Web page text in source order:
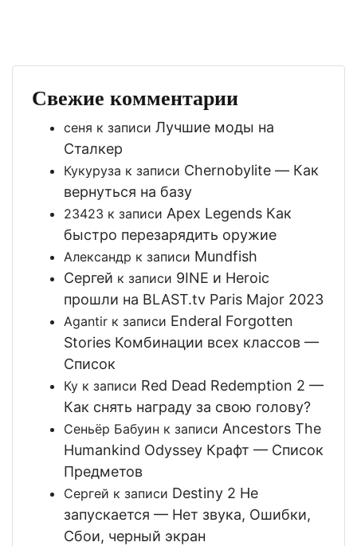
Свежие комментарии
сеня к записи Лучшие моды на
Сталкер
Кукуруза к записи Chernobylite — Как
вернуться на базу
23423 к записи Apex Legends Как
быстро перезарядить оружие
Александр к записи Mundfish
Сергей к записи 9INE и Heroic
прошли на BLAST.tv Paris Major 2023
Agantir к записи Enderal Forgotten
Stories Комбинации всех классов —
Список
Ку к записи Red Dead Redemption 2 —
Как снять награду за свою голову?
Сеньёр Бабуин к записи Ancestors The
Humankind Odyssey Крафт — Список
Предметов
Сергей к записи Destiny 2 Не
запускается — Нет звука, Ошибки,
Сбои, черный экран